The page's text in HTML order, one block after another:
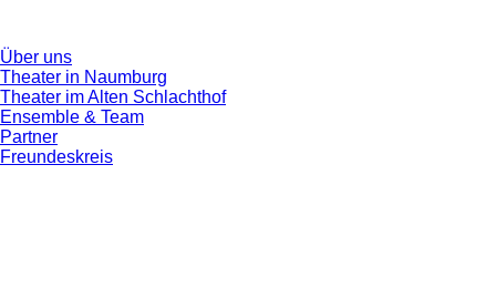
Über uns
Theater in Naumburg
Theater im Alten Schlachthof
Ensemble & Team
Partner
Freundeskreis